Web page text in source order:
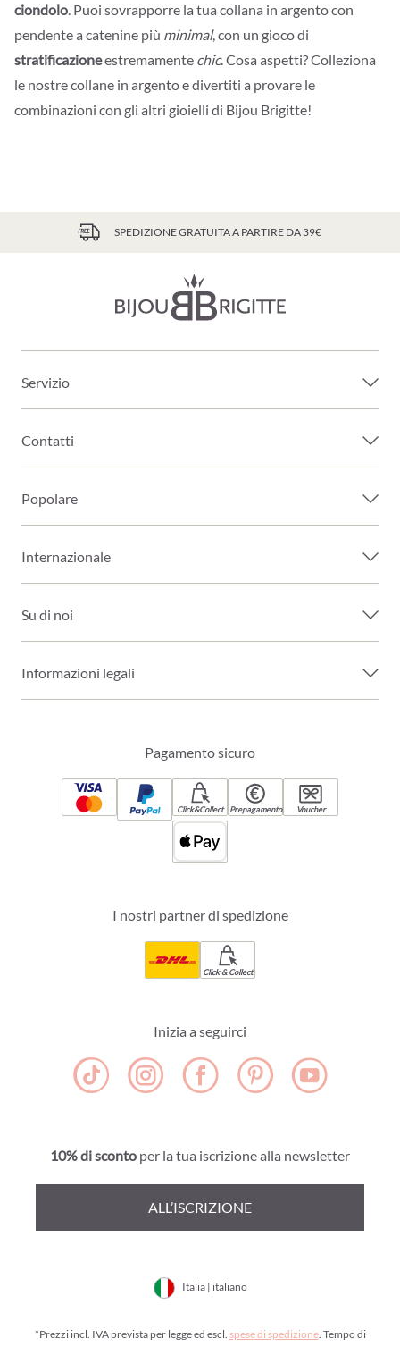
ciondolo. Puoi sovrapporre la tua collana in argento con
pendente a catenine più minimal, con un gioco di
stratificazioneestremamente chic. Cosa aspetti? Colleziona
le nostre collane in argento e divertiti a provare le
combinazioni con gli altri gioielli di Bijou Brigitte!
SPEDIZIONE GRATUITA A PARTIRE DA 39€
Servizio
Contatti
Popolare
Internazionale
Su di noi
Informazioni legali
Pagamento sicuro
Click&Collect Prepagamento Voucher
I nostri partner di spedizione
Click & Collect
Inizia a seguirci
10% di sconto per la tua iscrizione alla newsletter
ALL’ISCRIZIONE
Italia | italiano
*Prezzi incl. IVA prevista per legge ed escl. spese di spedizione. Tempo di